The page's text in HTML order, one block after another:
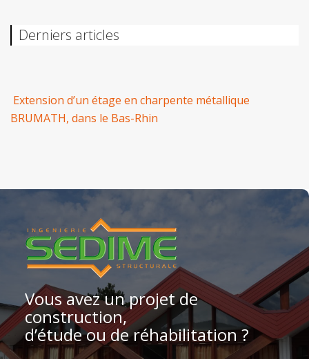
Derniers articles
Extension d’un étage en charpente métallique
BRUMATH, dans le Bas-Rhin
Vous avez un projet de
construction,
d’étude ou de réhabilitation ?